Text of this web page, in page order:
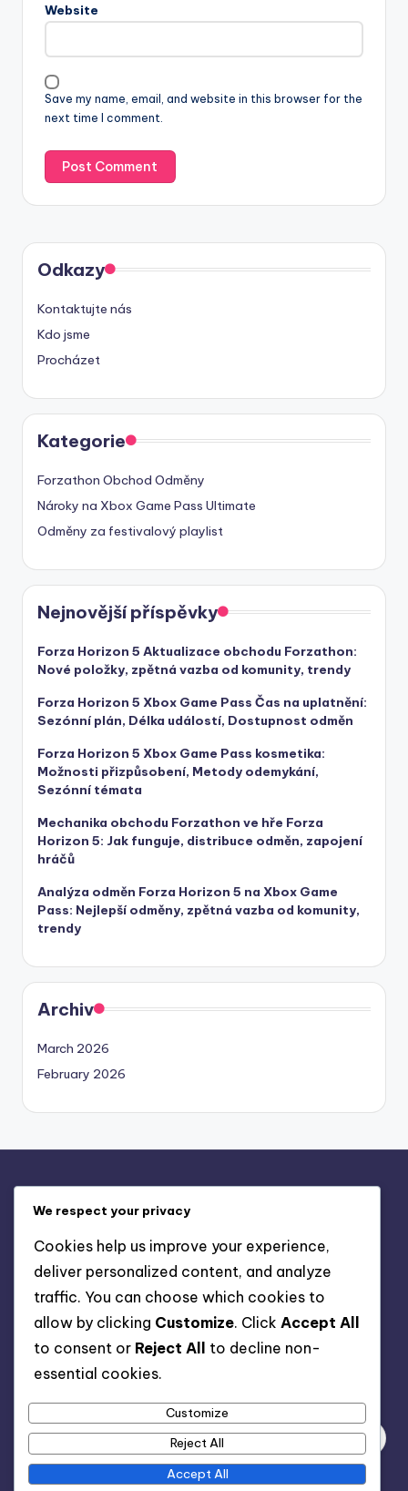
Website
Save my name, email, and website in this browser for the
next time I comment.
Odkazy
Kontaktujte nás
Kdo jsme
Procházet
Kategorie
Forzathon Obchod Odměny
Nároky na Xbox Game Pass Ultimate
Odměny za festivalový playlist
Nejnovější příspěvky
Forza Horizon 5 Aktualizace obchodu Forzathon:
Nové položky, zpětná vazba od komunity, trendy
Forza Horizon 5 Xbox Game Pass Čas na uplatnění:
Sezónní plán, Délka událostí, Dostupnost odměn
Forza Horizon 5 Xbox Game Pass kosmetika:
Možnosti přizpůsobení, Metody odemykání,
Sezónní témata
Mechanika obchodu Forzathon ve hře Forza
Horizon 5: Jak funguje, distribuce odměn, zapojení
hráčů
Analýza odměn Forza Horizon 5 na Xbox Game
Pass: Nejlepší odměny, zpětná vazba od komunity,
trendy
Archiv
March 2026
February 2026
Zásady používání souborů cookie
Kontaktujte nás
Obchodní podmínky
Kdo jsme
We respect your privacy
Cookies help us improve your experience,
deliver personalized content, and analyze
traffic. You can choose which cookies to
allow by clicking Customize. Click Accept All
to consent or Reject All
to decline non-
essential cookies.
Customize
Reject All
Accept All